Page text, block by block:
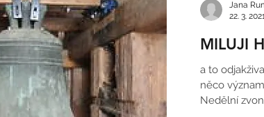
Jana
22. 3.
MILUJI
a to
něco
Nedělní